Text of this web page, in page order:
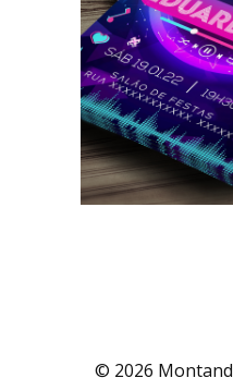
© 2026